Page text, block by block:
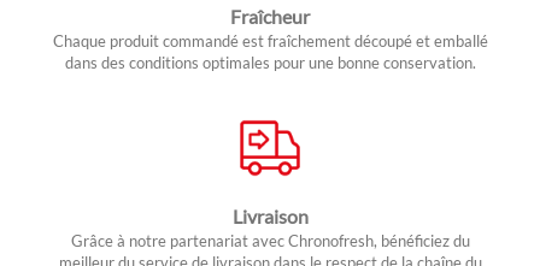
Fraîcheur
Chaque produit commandé est fraîchement découpé et emballé
dans des conditions optimales pour une bonne conservation.
Livraison
Grâce à notre partenariat avec Chronofresh, bénéficiez du